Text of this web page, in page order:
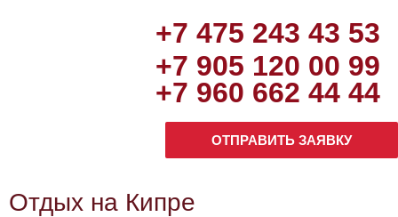
+7 475 243 43 53
+7 905 120 00 99
+7 960 662 44 44
ОТПРАВИТЬ ЗАЯВКУ
Отдых на Кипре